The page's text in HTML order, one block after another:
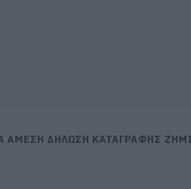
ΑΜΕΣΗ ΔΗΛΩΣΗ ΚΑΤΑΓΡΑΦΗΣ